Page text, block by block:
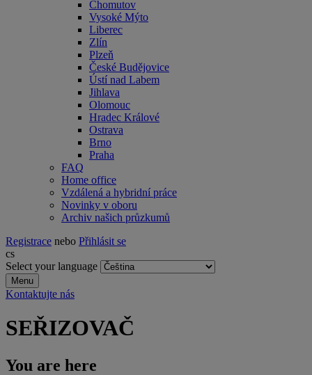
Chomutov
Vysoké Mýto
Liberec
Zlín
Plzeň
České Budějovice
Ústí nad Labem
Jihlava
Olomouc
Hradec Králové
Ostrava
Brno
Praha
FAQ
Home office
Vzdálená a hybridní práce
Novinky v oboru
Archiv našich průzkumů
Registrace nebo Přihlásit se
cs
Select your language
Menu
Kontaktujte nás
SEŘIZOVAČ
You are here